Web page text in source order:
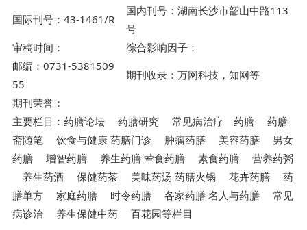
国际刊号：43-1461/R
国内刊号：湖南长沙市韶山中路113
号
审稿时间：
综合影响因子：
邮编：0731-5381509
55
期刊收录：万网科技，知网等
期刊荣誉：
主要栏目：药膳论坛 药膳研究 常见病治疗 药膳 药膳
斋随笔 饮食与健康 药膳门诊 肿瘤药膳 美容药膳 男女
药膳 增智药膳 养生药膳 荤食药膳 素食药膳 营养药粥
养生药酒 保健药茶 美味药汤 药膳火锅 花卉药膳 药
膳单方 家庭药膳 时令药膳 各家药膳 名人与药膳 常见
病诊治 养生保健中药 百花园等栏目